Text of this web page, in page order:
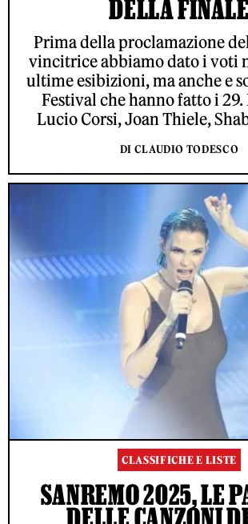
DELLA FINALE
Prima della proclamazione
vincitrice abbiamo dato i voti
ultime esibizioni, ma anche e
Festival che hanno fatto i
Lucio Corsi, Joan Thiele,
DI CLAUDIO TODESCO
CLASSIFICHE E LISTE
SANREMO 2025, LE
DELLE CANZONI